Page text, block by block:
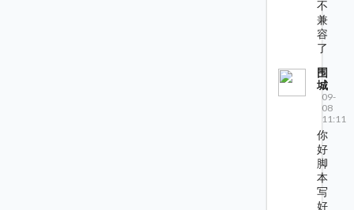
不
兼
容
了
围
城
09-
08
11:11
你
好
脚
本
写
好